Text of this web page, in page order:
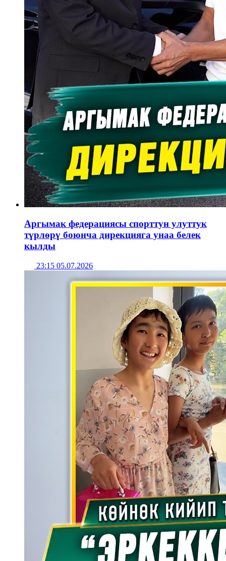
Аргымак федерациясы спорттун улуттук
түрлөрү боюнча дирекцияга унаа белек
кылды
23:15 05.07.2026